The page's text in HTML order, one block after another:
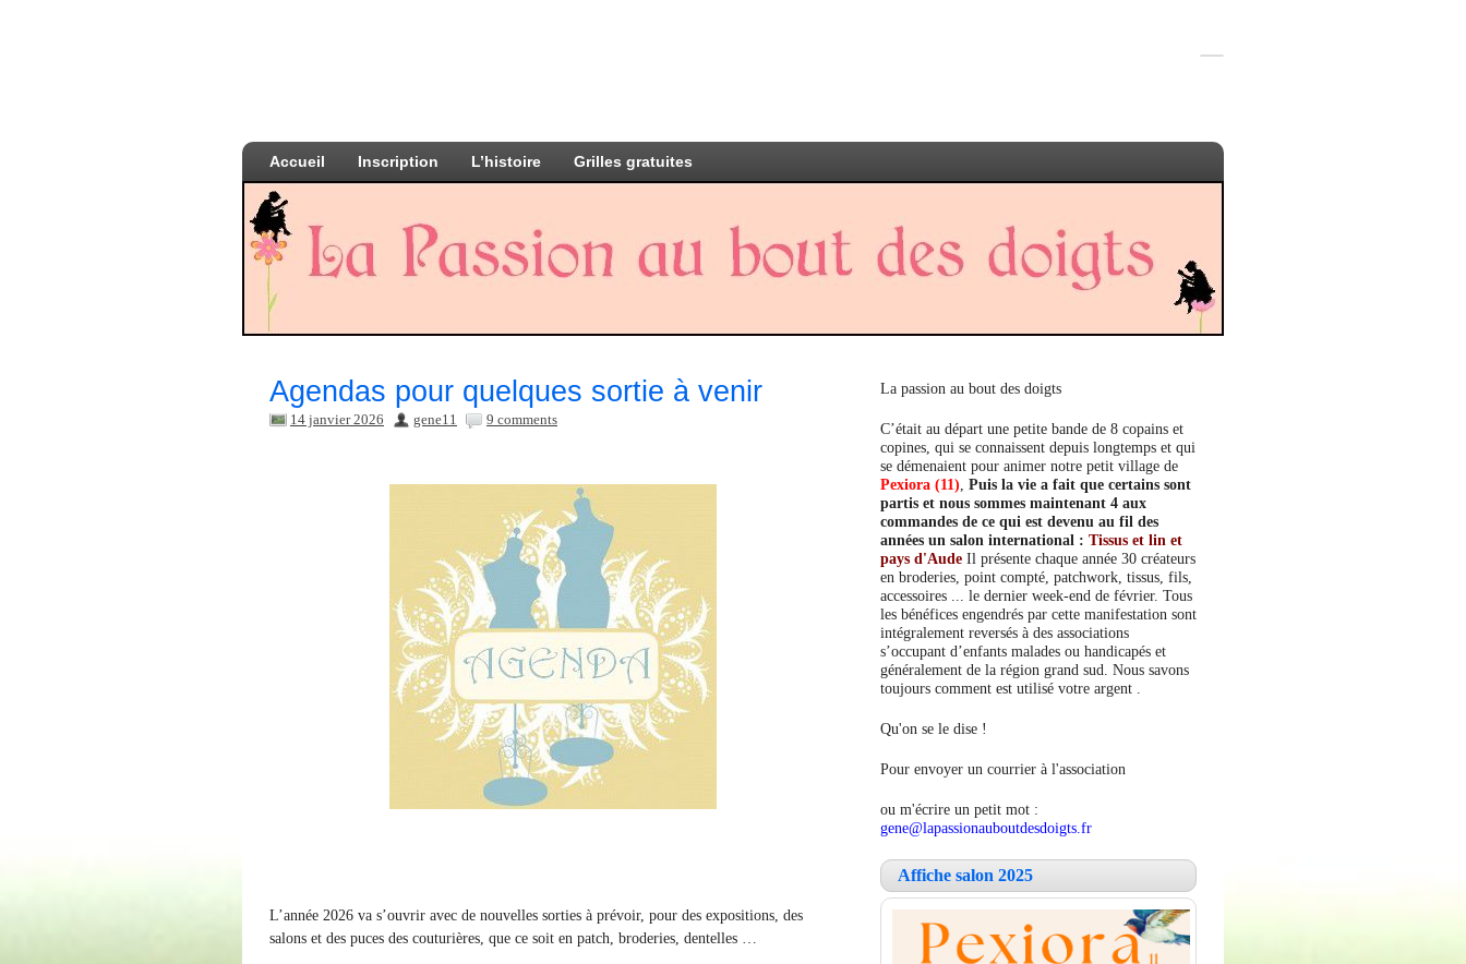
Accueil Inscription L’histoire Grilles gratuites
Agendas pour quelques sortie à venir
14 janvier 2026 gene11 9 comments
L’année 2026 va s’ouvrir avec de nouvelles sorties à prévoir, pour des expositions, des
salons et des puces des couturières, que ce soit en patch, broderies, dentelles …
La passion au bout des doigts
C’était au départ une petite bande de 8 copains et
copines, qui se connaissent depuis longtemps et qui
se démenaient pour animer notre petit village de
Pexiora (11) Puis la vie a fait que certains sont
partis et nous sommes maintenant 4 aux
commandes de ce qui est devenu au fil des
années un salon international : Tissus et lin et
pays d'Aude Il présente chaque année 30 créateurs
en broderies, point compté, patchwork, tissus, fils,
accessoires ... le dernier week-end de février. Tous
les bénéfices engendrés par cette manifestation sont
intégralement reversés à des associations
s’occupant d’enfants malades ou handicapés et
généralement de la région grand sud. Nous savons
toujours comment est utilisé votre argent .
Qu'on se le dise !
Pour envoyer un courrier à l'association
ou m'écrire un petit mot :
gene@lapassionauboutdesdoigts.fr
Affiche salon 2025